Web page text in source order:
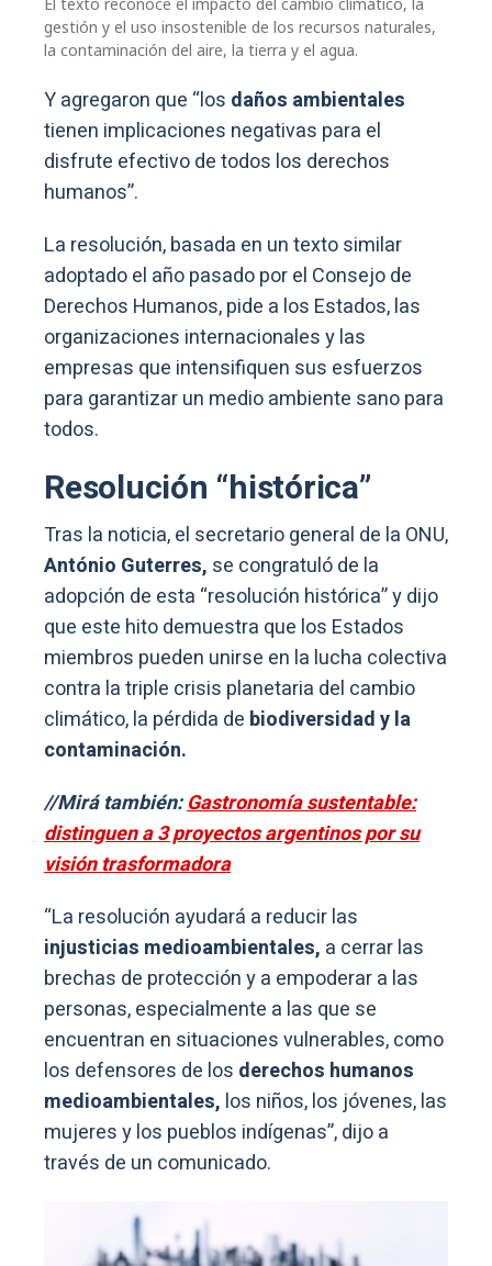
gestión y el uso insostenible de los recursos naturales,
la contaminación del aire, la tierra y el agua.
Y agregaron que “los daños ambientales
tienen implicaciones negativas para el
disfrute efectivo de todos los derechos
humanos”.
La resolución, basada en un texto similar
adoptado el año pasado por el Consejo de
Derechos Humanos, pide a los Estados, las
organizaciones internacionales y las
empresas que intensifiquen sus esfuerzos
para garantizar un medio ambiente sano para
todos.
Resolución “histórica”
Tras la noticia, el secretario general de la ONU,
António Guterres, se congratuló de la
adopción de esta “resolución histórica” y dijo
que este hito demuestra que los Estados
miembros pueden unirse en la lucha colectiva
contra la triple crisis planetaria del cambio
climático, la pérdida de biodiversidad y la
contaminación.
//Mirá también:Gastronomía sustentable:
distinguen a 3 proyectos argentinos por su
visión trasformadora
“La resolución ayudará a reducir las
injusticias medioambientales, a cerrar las
brechas de protección y a empoderar a las
personas, especialmente a las que se
encuentran en situaciones vulnerables, como
los defensores de los derechos humanos
medioambientales, los niños, los jóvenes, las
mujeres y los pueblos indígenas”, dijo a
través de un comunicado.